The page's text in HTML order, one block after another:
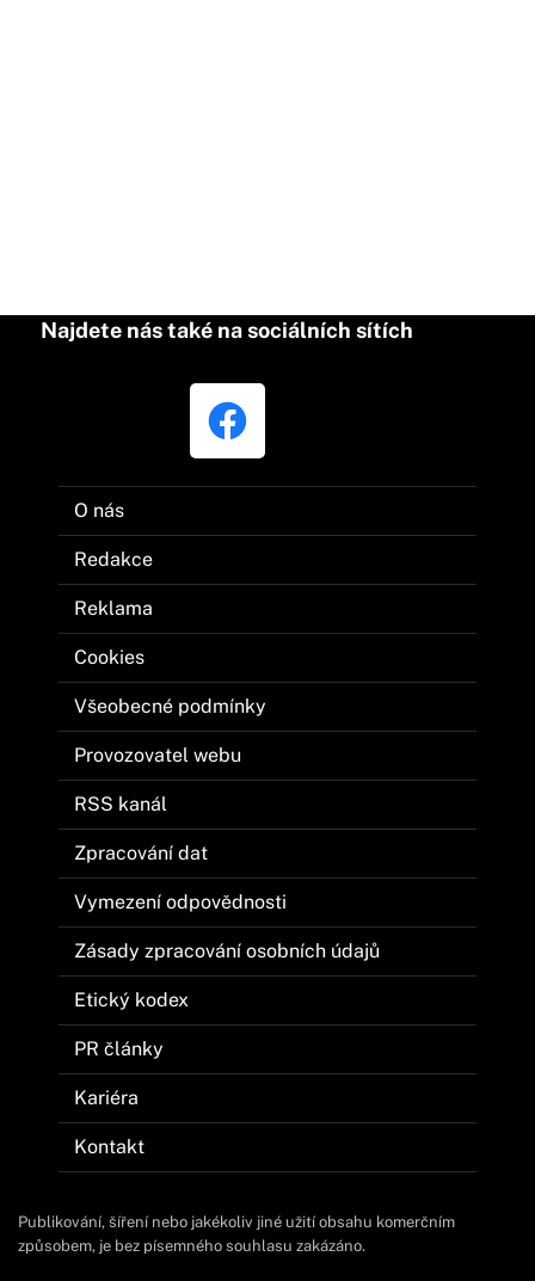
Najdete nás také na sociálních sítích
O nás
Redakce
Reklama
Cookies
Všeobecné podmínky
Provozovatel webu
RSS kanál
Zpracování dat
Vymezení odpovědnosti
Zásady zpracování osobních údajů
Etický kodex
PR články
Kariéra
Kontakt
Publikování, šíření nebo jakékoliv jiné užití obsahu komerčním
způsobem, je bez písemného souhlasu zakázáno.